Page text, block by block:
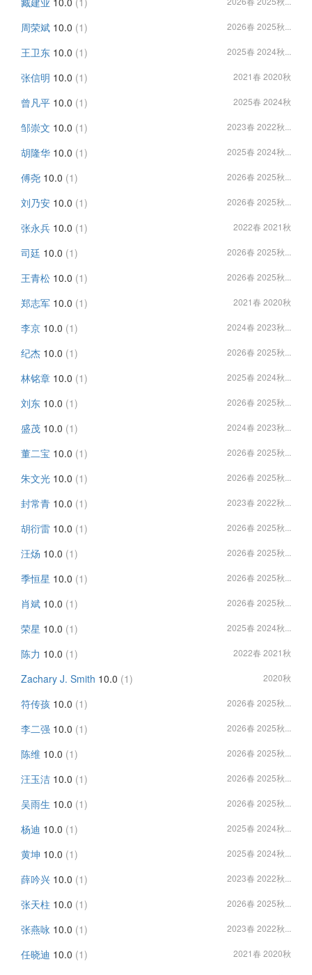
周荣斌 10.0 (1) 2026春 2025秋...
王卫东 10.0 (1) 2025春 2024秋...
张信明 10.0 (1) 2021春 2020秋
曾凡平 10.0 (1) 2025春 2024秋
邹崇文 10.0 (1) 2023春 2022秋...
胡隆华 10.0 (1) 2025春 2024秋...
傅尧 10.0 (1) 2026春 2025秋...
刘乃安 10.0 (1) 2026春 2025秋...
张永兵 10.0 (1) 2022春 2021秋
司廷 10.0 (1) 2026春 2025秋...
王青松 10.0 (1) 2026春 2025秋...
郑志军 10.0 (1) 2021春 2020秋
李京 10.0 (1) 2024春 2023秋...
纪杰 10.0 (1) 2026春 2025秋...
林铭章 10.0 (1) 2025春 2024秋...
刘东 10.0 (1) 2026春 2025秋...
盛茂 10.0 (1) 2024春 2023秋...
董二宝 10.0 (1) 2026春 2025秋...
朱文光 10.0 (1) 2026春 2025秋...
封常青 10.0 (1) 2023春 2022秋...
胡衍雷 10.0 (1) 2026春 2025秋...
汪炀 10.0 (1) 2026春 2025秋...
季恒星 10.0 (1) 2026春 2025秋...
肖斌 10.0 (1) 2026春 2025秋...
荣星 10.0 (1) 2025春 2024秋...
陈力 10.0 (1) 2022春 2021秋
Zachary J. Smith 10.0 (1) 2020秋
符传孩 10.0 (1) 2026春 2025秋...
李二强 10.0 (1) 2026春 2025秋...
陈维 10.0 (1) 2026春 2025秋...
汪玉洁 10.0 (1) 2026春 2025秋...
吴雨生 10.0 (1) 2026春 2025秋...
杨迪 10.0 (1) 2025春 2024秋...
黄坤 10.0 (1) 2025春 2024秋...
薛吟兴 10.0 (1) 2023春 2022秋...
张天柱 10.0 (1) 2026春 2025秋...
张燕咏 10.0 (1) 2023春 2022秋...
任晓迪 10.0 (1) 2021春 2020秋